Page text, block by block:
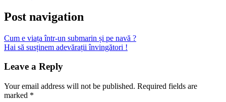
Post navigation
Cum e viața într-un submarin și pe navă ?
Hai să susținem adevărații învingători !
Leave a Reply
Your email address will not be published. Required fields are
marked *